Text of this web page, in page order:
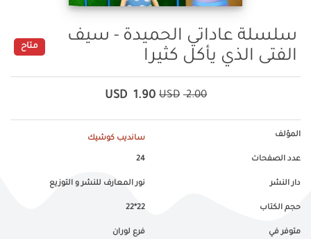
سلسلة عاداتي الحميدة - سيف
الفتى الذي يأكل كثيرا
متاح
2.00
USD
1.90
USD
المؤلف سانديب كوشيك
عدد الصفحات 24
دار النشر نور المعارف للنشر و التوزيع
حجم الكتاب 22*22
متوفر في فرع لوران